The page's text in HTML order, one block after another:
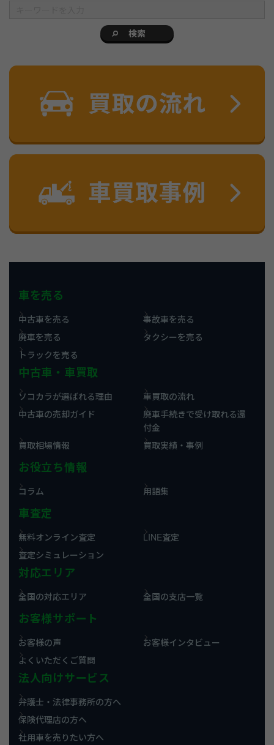
検索
車を売る
中古車を売る
事故車を売る
廃車を売る
タクシーを売る
トラックを売る
中古車・車買取
ソコカラが選ばれる理由
車買取の流れ
中古車の売却ガイド
廃車手続きで受け取れる還
付金
買取相場情報
買取実績・事例
お役立ち情報
コラム 用語集
車査定
無料オンライン査定
LINE査定
査定シミュレーション
対応エリア
全国の対応エリア 全国の支店一覧
お客様サポート
お客様の声
お客様インタビュー
よくいただくご質問
法人向けサービス
弁護士・法律事務所の方へ
保険代理店の方へ
社用車を売りたい方へ